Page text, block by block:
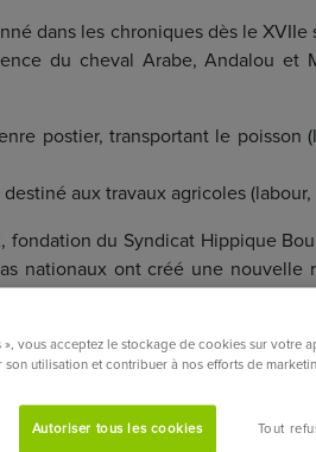
dans les chroniques dès le
du cheval Arabe, Andalou et
postier, transportant le poisson
aux travaux agricoles (labour,
fondation du Syndicat Hippique
nationaux ont créé une nouvelle
cheval de selle de loisir.
», vous acceptez le stockage de cookies sur votre
utilisation et contribuer à nos efforts de
Tout
Autoriser tous les cookies